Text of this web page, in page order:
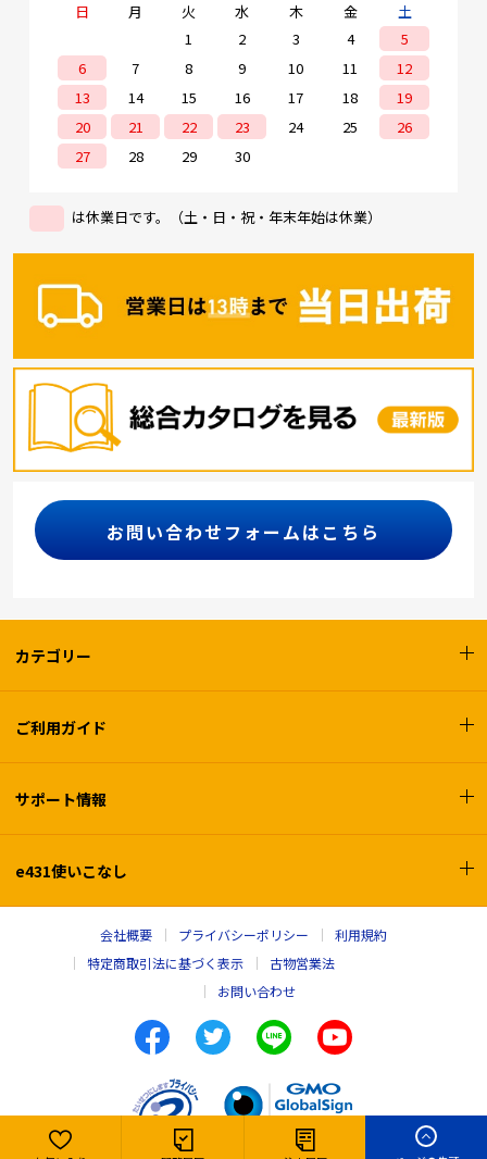
日 月 火 水 木 金
土
1
2 3 4
5
6
7 8 9 10 11
12
13
14 15 16 17 18
19
20
21 22 23 24 25
26
27
28 29 30
は休業日です。（土・日・祝・年末年始は休業）
お問い合わせフォームはこちら
カテゴリー
ご利用ガイド
サポート情報
e431使いこなし
会社概要 プライバシーポリシー
利用規約
特定商取引法に基づく表示
古物営業法
お問い合わせ